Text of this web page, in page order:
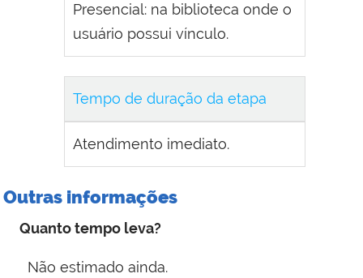
Presencial: na biblioteca onde o
usuário possui vínculo.
Tempo de duração da etapa
Atendimento imediato.
Outras informações
Quanto tempo leva?
Não estimado ainda.